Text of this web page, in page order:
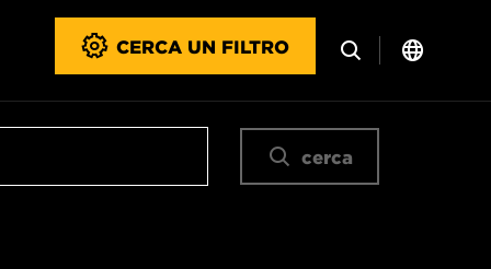
CERCA UN FILTRO
cerca